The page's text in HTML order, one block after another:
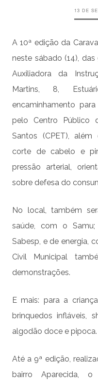
13 DE
A 10ª edição da
neste sábado (14),
Auxiliadora da
Martins, 8,
encaminhamento
pelo Centro Público
Santos (CPET),
corte de cabelo e
pressão arterial,
sobre defesa do
No local, também
saúde, com o
Sabesp, e de energia,
Civil Municipal
demonstrações.
E mais: para a
brinquedos infláveis,
algodão doce e pipoca.
Até a 9ª edição,
bairro Aparecida,